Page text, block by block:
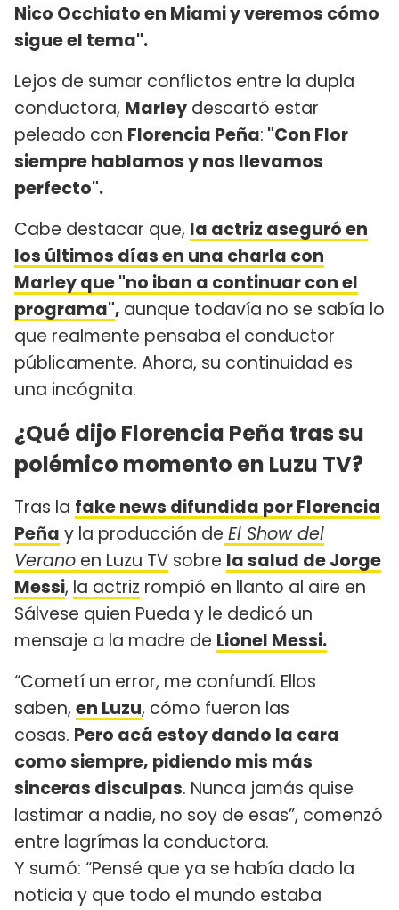
Nico Occhiato en Miami y veremos cómo
sigue el tema".
Lejos de sumar conflictos entre la dupla
conductora, Marley descartó estar
peleado con Florencia Peña: "Con Flor
siempre hablamos y nos llevamos
perfecto".
Cabe destacar que, la actriz aseguró en
los últimos días en una charla con
Marley que "no iban a continuar con el
programa", aunque todavía no se sabía lo
que realmente pensaba el conductor
públicamente. Ahora, su continuidad es
una incógnita.
¿Qué dijo Florencia Peña tras su
polémico momento en Luzu TV?
Tras la fake news difundida por Florencia
Peña y la producción de El Show del
Verano en Luzu TV sobre la salud de Jorge
Messi, la actriz rompió en llanto al aire en
Sálvese quien Pueda y le dedicó un
mensaje a la madre de Lionel Messi.
“Cometí un error, me confundí. Ellos
saben, en Luzu, cómo fueron las
cosas. Pero acá estoy dando la cara
como siempre, pidiendo mis más
sinceras disculpas. Nunca jamás quise
lastimar a nadie, no soy de esas”, comenzó
entre lagrímas la conductora.
Y sumó: “Pensé que ya se había dado la
noticia y que todo el mundo estaba